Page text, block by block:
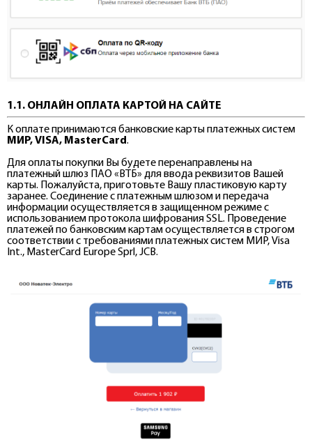
1.1. ОНЛАЙН ОПЛАТА КАРТОЙ НА САЙТЕ
К оплате принимаются банковские карты платежных систем
МИР, VISA, MasterCard.
Для оплаты покупки Вы будете перенаправлены на
платежный шлюз ПАО «ВТБ» для ввода реквизитов Вашей
карты. Пожалуйста, приготовьте Вашу пластиковую карту
заранее. Соединение с платежным шлюзом и передача
информации осуществляется в защищенном режиме с
использованием протокола шифрования SSL. Проведение
платежей по банковским картам осуществляется в строгом
соответствии с требованиями платежных систем МИР, Visa
Int., MasterCard Europe Sprl, JCB.